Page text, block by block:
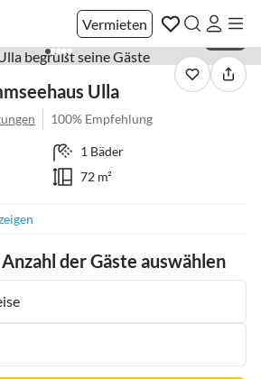
Vermieten
Ulla
100% Empfehlung
1 Bäder
72 m²
der Gäste auswählen